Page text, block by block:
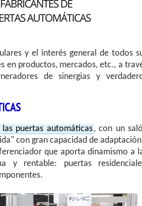
y el interés general de todos
en productos, mercados, etc., a
de sinergias y
puertas automáticas, con un
con gran capacidad de
que aporta dinamismo a
y rentable: puertas